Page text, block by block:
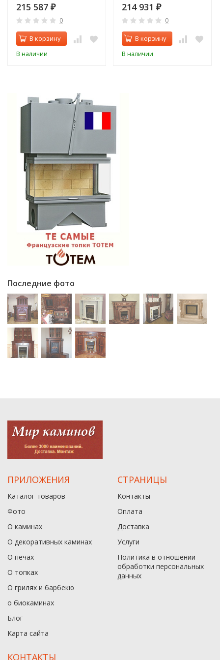
215 587 ₽
0
В корзину
В наличии
214 931 ₽
0
В корзину
В наличии
Последние фото
ПРИЛОЖЕНИЯ
Каталог товаров
Фото
О каминах
О декоративных каминах
О печах
О топках
О грилях и барбекю
о биокаминах
Блог
Карта сайта
СТРАНИЦЫ
Контакты
Оплата
Доставка
Услуги
Политика в отношении
обработки персональных
данныx
КОНТАКТЫ